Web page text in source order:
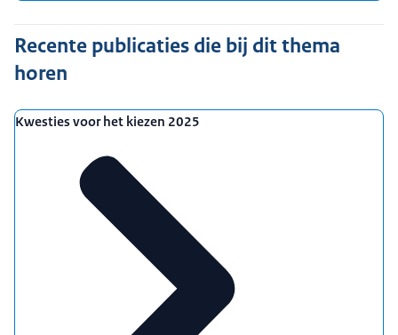
Recente publicaties die bij dit thema
horen
Kwesties voor het kiezen 2025